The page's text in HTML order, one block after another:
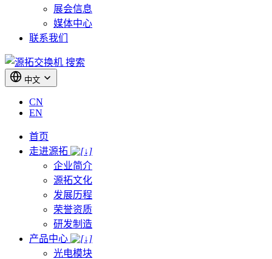
展会信息
媒体中心
联系我们
搜索
中文
CN
EN
首页
走进源拓
企业简介
源拓文化
发展历程
荣誉资质
研发制造
产品中心
光电模块